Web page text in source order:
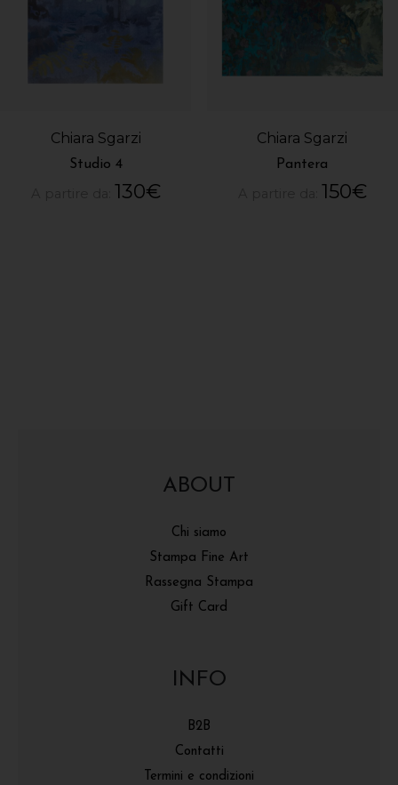
Chiara Sgarzi
Studio 4
130€
Chiara Sgarzi
Pantera
150€
ABOUT
Chi siamo
Stampa Fine Art
Rassegna Stampa
Gift Card
INFO
B2B
Contatti
Termini e condizioni